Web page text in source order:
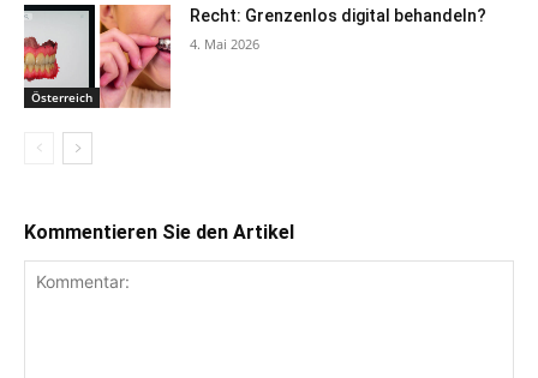
Österreich
Recht: Grenzenlos digital behandeln?
4. Mai 2026
Kommentieren Sie den Artikel